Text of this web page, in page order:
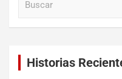
Historias